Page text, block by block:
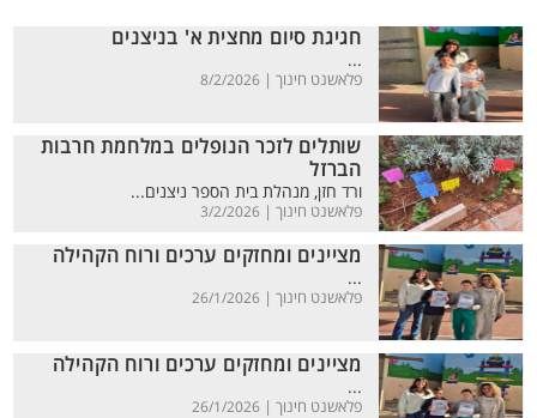
חגיגת סיום מחצית א' בניצנים
...
פלאשנט חינוך | 8/2/2026
שותלים לזכר הנופלים במלחמת חרבות
הברזל
ורד חזן, מנהלת בית הספר ניצנים...
פלאשנט חינוך | 3/2/2026
מציינים ומחזקים ערכים ורוח הקהילה
...
פלאשנט חינוך | 26/1/2026
מציינים ומחזקים ערכים ורוח הקהילה
...
פלאשנט חינוך | 26/1/2026